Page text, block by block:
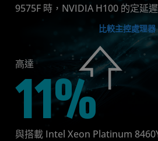
9575F 時，NVIDIA H100 的定延
比較主控處理器
高達
11%
與搭載 Intel Xeon Platinum